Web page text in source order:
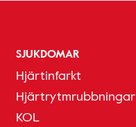
SJUKDOMAR
Hjärtinfarkt
Hjärtrytmrubbningar
KOL